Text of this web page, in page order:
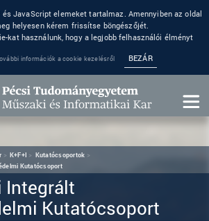
és JavaScript elemeket tartalmaz. Amennyiben az oldal
helyesen kérem frissítse böngészőjét.
kat használunk, hogy a legjobb felhasználói élményt
információk a cookie kezelésről BEZÁR
K+F+I
Kutatócsoportok
Kutatócsoport
Integrált
Kutatócsoport